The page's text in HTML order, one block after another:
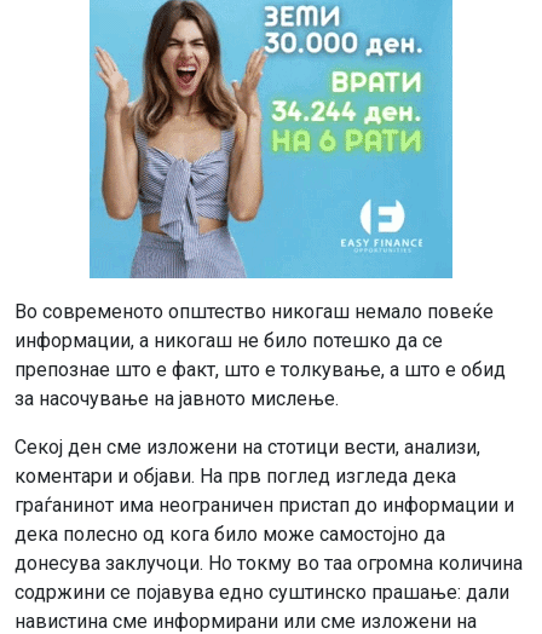
Во современото општество никогаш немало повеќе
информации, а никогаш не било потешко да се
препознае што е факт, што е толкување, а што е обид
за насочување на јавното мислење.
Секој ден сме изложени на стотици вести, анализи,
коментари и објави. На прв поглед изгледа дека
граѓанинот има неограничен пристап до информации и
дека полесно од кога било може самостојно да
донесува заклучоци. Но токму во таа огромна количина
содржини се појавува едно суштинско прашање: дали
навистина сме информирани или сме изложени на